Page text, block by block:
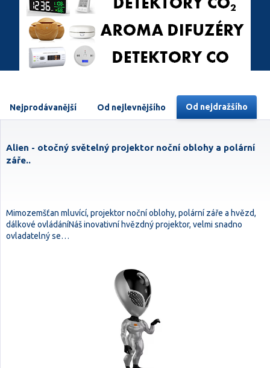
Nejprodávanější Od nejlevnějšího Od nejdražšího
Alien - otočný světelný projektor noční oblohy a polární
záře..
Mimozemšťan mluvící, projektor noční oblohy, polární záře a hvězd,
dálkové ovládáníNáš inovativní hvězdný projektor, velmi snadno
ovladatelný se…